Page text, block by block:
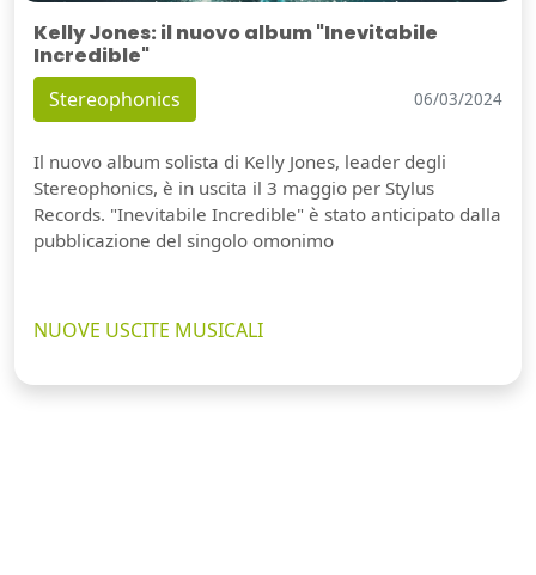
Kelly Jones: il nuovo album "Inevitabile
Incredible"
Stereophonics 06/03/2024
Il nuovo album solista di Kelly Jones, leader degli
Stereophonics, è in uscita il 3 maggio per Stylus
Records. "Inevitabile Incredible" è stato anticipato dalla
pubblicazione del singolo omonimo
NUOVE USCITE MUSICALI